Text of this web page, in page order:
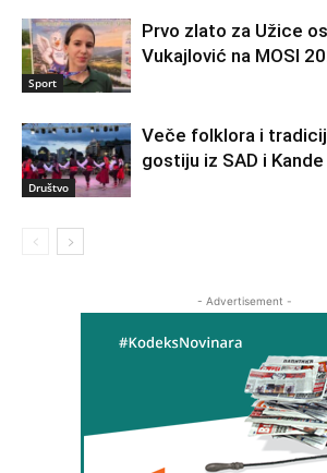
Sport
Prvo zlato za Užice
Vukajlović na MOSI
Društvo
Veče folklora i
gostiju iz SAD i Kande
- Advertisement -